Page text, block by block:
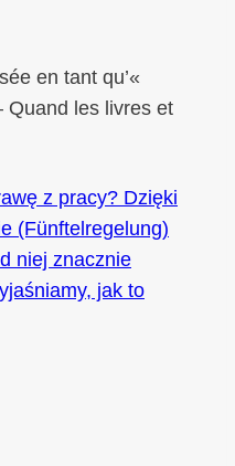
en tant qu’«
Quand les livres et